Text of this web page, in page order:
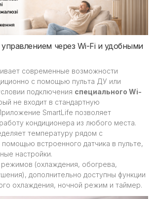
через Wi-Fi и удобными
современные возможности
с помощью пульта ДУ или
подключения специального Wi-
не входит в стандартную
SmartLife позволяет
кондиционера из любого места.
температуру рядом с
встроенного датчика в пульте,
настройки.
(охлаждения, обогрева,
дополнительно доступны функции
охлаждения, ночной режим и таймер.